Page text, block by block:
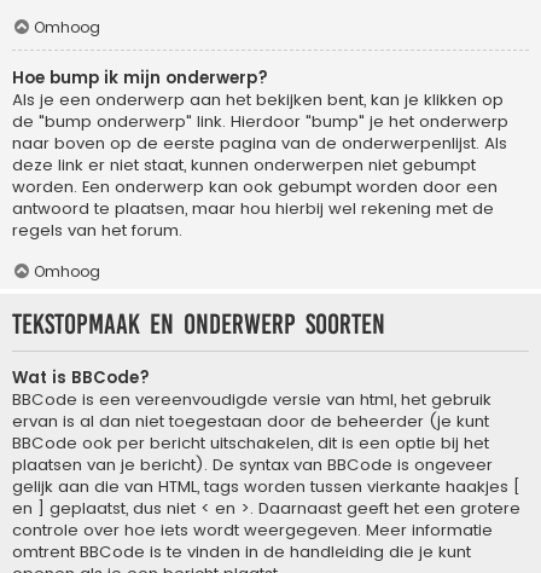
Omhoog
Hoe bump ik mijn onderwerp?
Als je een onderwerp aan het bekijken bent, kan je klikken op
de "bump onderwerp" link. Hierdoor "bump" je het onderwerp
naar boven op de eerste pagina van de onderwerpenlijst. Als
deze link er niet staat, kunnen onderwerpen niet gebumpt
worden. Een onderwerp kan ook gebumpt worden door een
antwoord te plaatsen, maar hou hierbij wel rekening met de
regels van het forum.
Omhoog
Tekstopmaak en onderwerp soorten
Wat is BBCode?
BBCode is een vereenvoudigde versie van html, het gebruik
ervan is al dan niet toegestaan door de beheerder (je kunt
BBCode ook per bericht uitschakelen, dit is een optie bij het
plaatsen van je bericht). De syntax van BBCode is ongeveer
gelijk aan die van HTML, tags worden tussen vierkante haakjes [
en ] geplaatst, dus niet < en >. Daarnaast geeft het een grotere
controle over hoe iets wordt weergegeven. Meer informatie
omtrent BBCode is te vinden in de handleiding die je kunt